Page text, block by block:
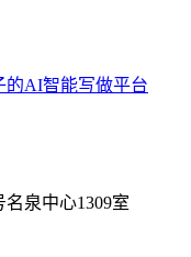
的AI智能写做平台
泉中心1309室